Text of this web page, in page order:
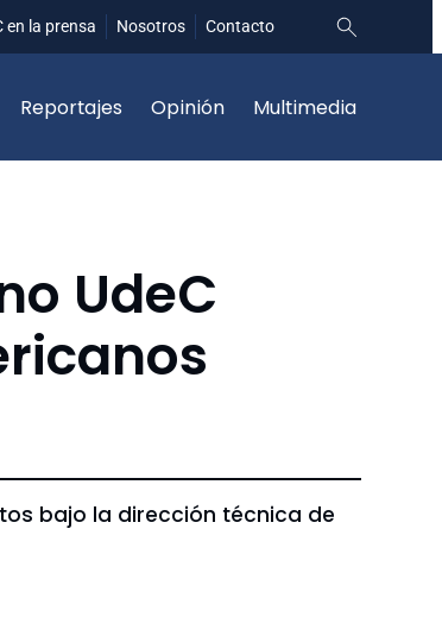
en la prensa Nosotros Contacto
Reportajes Opinión Multimedia
UdeC
bajo la dirección técnica de